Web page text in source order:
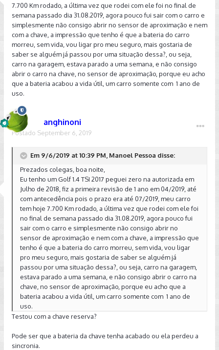
7.700 Km rodado, a última vez que rodei com ele foi no final de
semana passado dia 31.08.2019, agora pouco fui sair com o carro e
simplesmente não consigo abrir no sensor de aproximação e nem
com a chave, a impressão que tenho é que a bateria do carro
morreu, sem vida, vou ligar pro meu seguro, mais gostaria de
saber se alguém já passou por uma situação dessa?, ou seja,
carro na garagem, estava parado a uma semana, e não consigo
abrir o carro na chave, no sensor de aproximação, porque eu acho
que a bateria acabou a vida útil, um carro somente com 1 ano de
uso.
anghinoni
Postado September 6, 2019
Em 9/6/2019 at 10:39 PM, Manoel Pessoa disse:
Prezados colegas, boa noite,
Eu tenho um Golf 1.4 TSI 2017 peguei zero na autorizada em
Julho de 2018, fiz a primeira revisão de 1 ano em 04/2019, até
com antecedência pois o prazo era até 07/2019, meu carro
tem hoje 7.700 Km rodado, a última vez que rodei com ele foi
no final de semana passado dia 31.08.2019, agora pouco fui
sair com o carro e simplesmente não consigo abrir no
sensor de aproximação e nem com a chave, a impressão que
tenho é que a bateria do carro morreu, sem vida, vou ligar
pro meu seguro, mais gostaria de saber se alguém já
passou por uma situação dessa?, ou seja, carro na garagem,
estava parado a uma semana, e não consigo abrir o carro na
chave, no sensor de aproximação, porque eu acho que a
bateria acabou a vida útil, um carro somente com 1 ano de
uso.
Testou com a chave reserva?
Pode ser que a bateria da chave tenha acabado ou ela perdeu a
sincronia.